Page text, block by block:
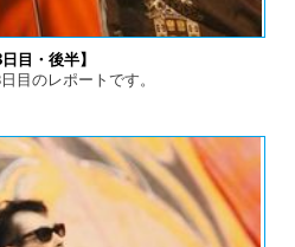
目・後半】
目のレポートです。